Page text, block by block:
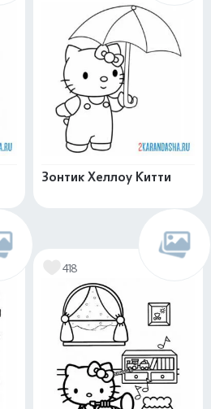
Зонтик Хеллоу Китти
418